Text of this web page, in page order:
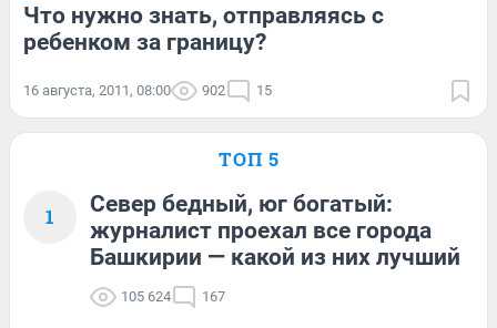
Что нужно знать, отправляясь с
ребенком за границу?
16 августа, 2011, 08:00 902 15
ТОП 5
1
Север бедный, юг богатый:
журналист проехал все города
Башкирии — какой из них лучший
105 624 167